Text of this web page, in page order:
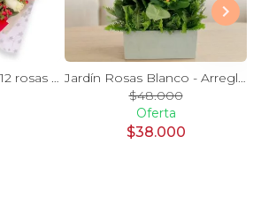
Antonia en Ramo - 12 rosas mix blanco y rojo con hypericum
Jardín Rosas Blanco - Arreglo 12 rosas blanco e hypericum
$48.000
Oferta
$38.000